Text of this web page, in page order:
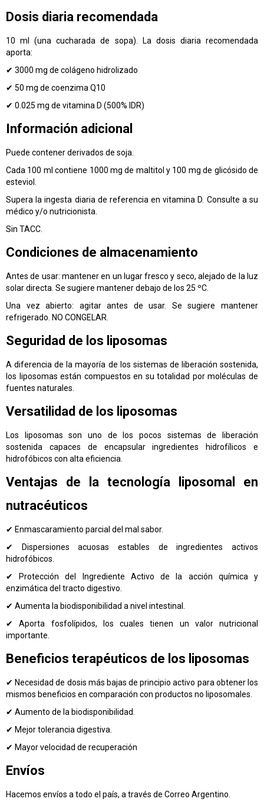
Dosis diaria recomendada
10 ml (una cucharada de sopa). La dosis diaria recomendada
aporta:
✔ 3000 mg de colágeno hidrolizado
✔ 50 mg de coenzima Q10
✔ 0.025 mg de vitamina D (500% IDR)
Información adicional
Puede contener derivados de soja.
Cada 100 ml contiene 1000 mg de maltitol y 100 mg de glicósido de
esteviol.
Supera la ingesta diaria de referencia en vitamina D. Consulte a su
médico y/o nutricionista.
Sin TACC.
Condiciones de almacenamiento
Antes de usar: mantener en un lugar fresco y seco, alejado de la luz
solar directa. Se sugiere mantener debajo de los 25 ºC.
Una vez abierto: agitar antes de usar. Se sugiere mantener
refrigerado. NO CONGELAR.
Seguridad de los liposomas
A diferencia de la mayoría de los sistemas de liberación sostenida,
los liposomas están compuestos en su totalidad por moléculas de
fuentes naturales.
Versatilidad de los liposomas
Los liposomas son uno de los pocos sistemas de liberación
sostenida capaces de encapsular ingredientes hidrofílicos e
hidrofóbicos con alta eficiencia.
Ventajas de la tecnología liposomal en
nutracéuticos
✔ Enmascaramiento parcial del mal sabor.
✔ Dispersiones acuosas estables de ingredientes activos
hidrofóbicos.
✔ Protección del Ingrediente Activo de la acción química y
enzimática del tracto digestivo.
✔ Aumenta la biodisponibilidad a nivel intestinal.
✔ Aporta fosfolípidos, los cuales tienen un valor nutricional
importante.
Beneficios terapéuticos de los liposomas
✔ Necesidad de dosis más bajas de principio activo para obtener los
mismos beneficios en comparación con productos no liposomales.
✔ Aumento de la biodisponibilidad.
✔ Mejor tolerancia digestiva.
✔ Mayor velocidad de recuperación
Envíos
Hacemos envíos a todo el país, a través de Correo Argentino